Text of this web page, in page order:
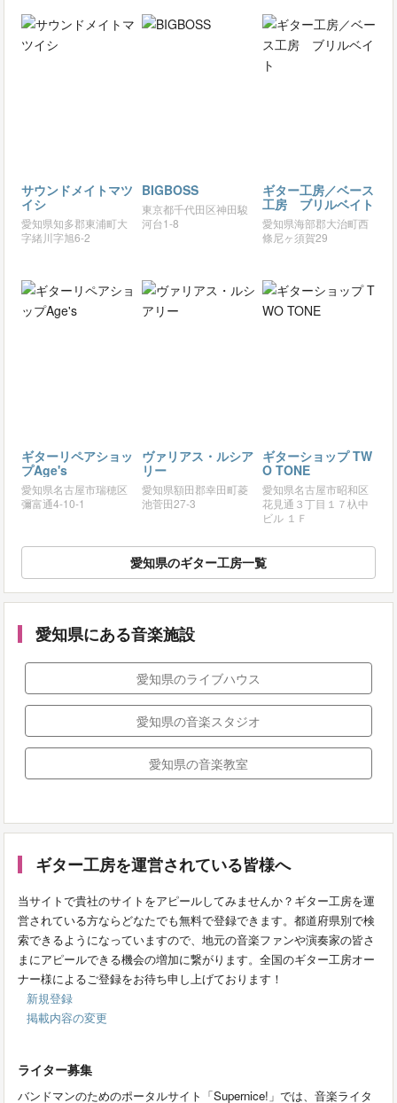
サウンドメイトマツ
イシ
愛知県知多郡東浦町大
字緒川字旭6-2
BIGBOSS
東京都千代田区神田駿
河台1-8
ギター工房／ベース
工房 ブリルベイト
愛知県海部郡大治町西
條尼ヶ須賀29
ギターリペアショッ
プAge's
愛知県名古屋市瑞穂区
彌富通4-10-1
ヴァリアス・ルシア
リー
愛知県額田郡幸田町菱
池菅田27-3
ギターショップ TW
O TONE
愛知県名古屋市昭和区
花見通３丁目１７杁中
ビル １Ｆ
愛知県のギター工房一覧
愛知県にある音楽施設
愛知県のライブハウス
愛知県の音楽スタジオ
愛知県の音楽教室
ギター工房を運営されている皆様へ
当サイトで貴社のサイトをアピールしてみませんか？ギター工房を運
営されている方ならどなたでも無料で登録できます。都道府県別で検
索できるようになっていますので、地元の音楽ファンや演奏家の皆さ
まにアピールできる機会の増加に繋がります。全国のギター工房オー
ナー様によるご登録をお待ち申し上げております！
新規登録
掲載内容の変更
ライター募集
バンドマンのためのポータルサイト「Supernice!」では、音楽ライタ